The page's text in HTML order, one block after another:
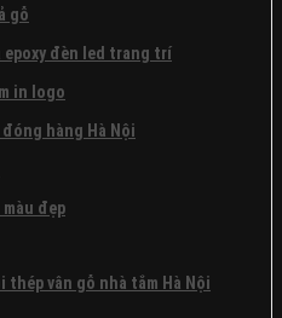
gỗ
epoxy đèn led trang trí
in logo
hàng Hà Nội
đẹp
thép vân gỗ nhà tắm Hà Nội